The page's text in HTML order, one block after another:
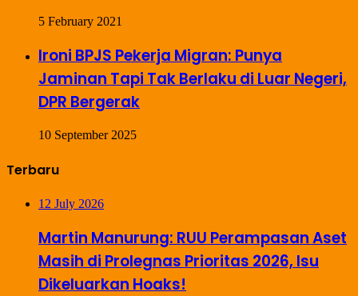
5 February 2021
Ironi BPJS Pekerja Migran: Punya
Jaminan Tapi Tak Berlaku di Luar Negeri,
DPR Bergerak
10 September 2025
Terbaru
12 July 2026
Martin Manurung: RUU Perampasan Aset
Masih di Prolegnas Prioritas 2026, Isu
Dikeluarkan Hoaks!